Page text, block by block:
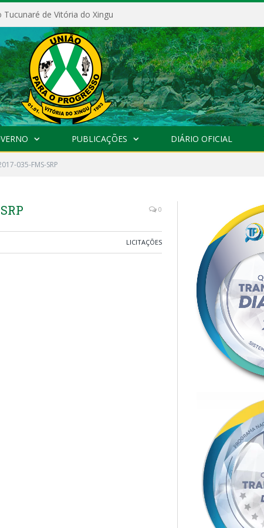
de Vitória do Xingu
PUBLICAÇÕES DIÁRIO OFICIAL
035-FMS-SRP
0
LICITAÇÕES